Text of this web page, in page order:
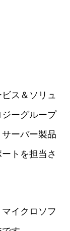
ス＆ソリュ
ーグループ
ーバー製品
トを担当さ
イクロソフ